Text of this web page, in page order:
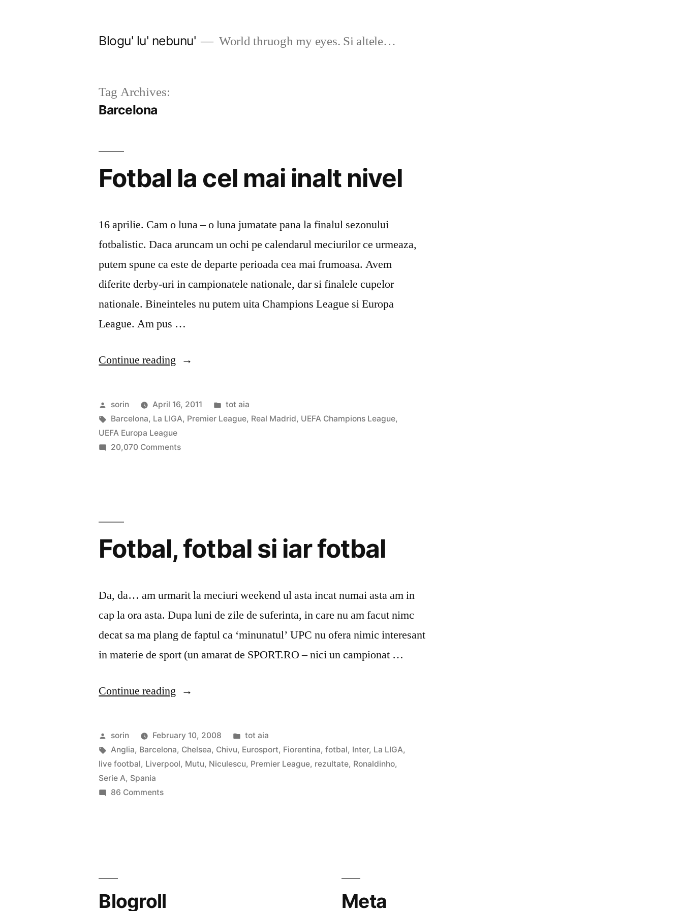
Blogu' lu' nebunu' World thruogh my eyes. Si altele…
Tag Archives:
Barcelona
Fotbal la cel mai inalt nivel
16 aprilie. Cam o luna – o luna jumatate pana la finalul sezonului
fotbalistic. Daca aruncam un ochi pe calendarul meciurilor ce urmeaza,
putem spune ca este de departe perioada cea mai frumoasa. Avem
diferite derby-uri in campionatele nationale, dar si finalele cupelor
nationale. Bineinteles nu putem uita Champions League si Europa
League. Am pus …
Continue reading “Fotbal
cel
mai
inalt
Posted
by
sorin April 16, 2011
Posted
in
tot aia
Tags:
Barcelona, La LIGA, Premier League, Real Madrid, UEFA Champions League,
UEFA Europa League
20,070 Commentson
Fotbal, fotbal si iar fotbal
Da, da… am urmarit la meciuri weekend ul asta incat numai asta am in
cap la ora asta. Dupa luni de zile de suferinta, in care nu am facut nimc
decat sa ma plang de faptul ca ‘minunatul’ UPC nu ofera nimic interesant
in materie de sport (un amarat de SPORT.RO – nici un campionat …
Continue reading “Fotbal,
si
iar
fotbal”
Posted
by
sorin February 10, 2008
Posted
in
tot aia
Tags:
Anglia, Barcelona, Chelsea, Chivu, Eurosport, Fiorentina,fotbal, Inter, La LIGA,
live footbal, Liverpool, Mutu, Niculescu, Premier League, rezultate, Ronaldinho,
Serie A, Spania
86 Commentson
Blogroll Meta